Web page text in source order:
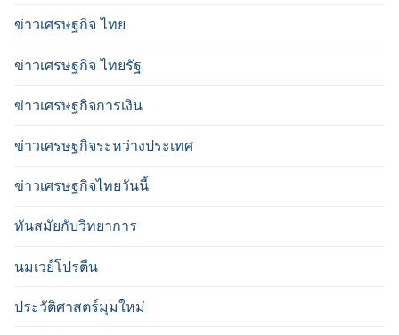
ข่าวเศรษฐกิจ ไทย
ข่าวเศรษฐกิจ ไทยรัฐ
ข่าวเศรษฐกิจการเงิน
ข่าวเศรษฐกิจระหว่างประเทศ
ข่าวเศรษฐกิจไทยวันนี้
ทันสมัยกับวิทยาการ
นมเวย์โปรตีน
ประวัติศาสตร์มุมใหม่